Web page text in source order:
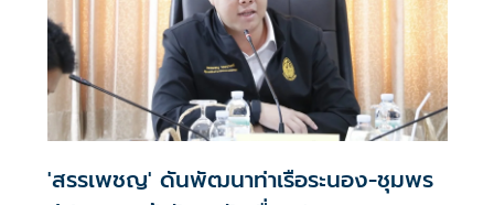
'สรรเพชญ' ดันพัฒนาท่าเรือระนอง-ชุมพร